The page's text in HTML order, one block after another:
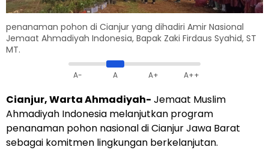
penanaman pohon di Cianjur yang dihadiri Amir Nasional
Jemaat Ahmadiyah Indonesia, Bapak Zaki Firdaus Syahid, ST
MT.
A- A A+ A++
Cianjur, Warta Ahmadiyah- Jemaat Muslim
Ahmadiyah Indonesia melanjutkan program
penanaman pohon nasional di Cianjur Jawa Barat
sebagai komitmen lingkungan berkelanjutan.